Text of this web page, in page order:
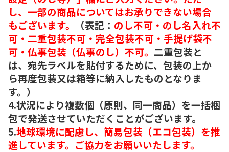
し、一部の商品についてはお承りできない場合
もございます。
（表記： のし不可・のし名入れ不
可・二重包装不可・完全包装不可・手提げ袋不
可・仏事包装（仏事のし）不可。 二重包装と
は、宛先ラベルを貼付するために、包装の上か
ら再度包装又は箱等に納入したものとなりま
す。）
4.状況により複数個（原則、同一商品）を一括梱
包で発送させていただくことがございます。
5.地球環境に配慮し、簡易包装（エコ包装）を推
進しています。ご協力をお願いいたします。